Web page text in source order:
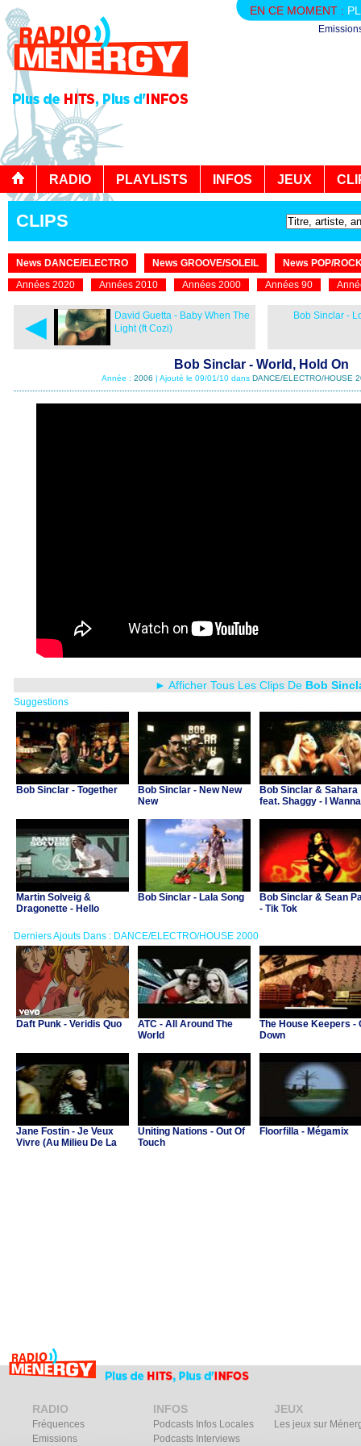
EN CE MOMENT :
RADIO PLAYLISTS INFOS JEUX
CLIPS
News DANCE/ELECTRO News GROOVE/SOLEIL
News POP/
Années 2020
Années 2010 Années 2000 Années 90
◄
David Guetta - Baby When The
Light (ft Cozi)
Bob Sinclar -
Bob Sinclar - World, Hold On
Année : 2006 | Ajouté le 09/01/10 dans DANCE/ELECTRO/HOUSE
► Afficher Tous Les Clips De Bob
Suggestions
Bob Sinclar - Together
Bob Sinclar - New New
New
Bob Sinclar & Sahara
feat. Shaggy - I Wanna
Martin Solveig &
Dragonette - Hello
Bob Sinclar - Lala Song
Bob Sinclar & Sean
- Tik Tok
Derniers Ajouts Dans : DANCE/ELECTRO/HOUSE 2000
Daft Punk - Veridis Quo
ATC - All Around The
World
The House Keepers -
Down
Jane Fostin - Je Veux
Vivre (Au Milieu De La
Uniting Nations - Out Of
Touch
Floorfilla - Mégamix
RADIO
Fréquences
Emissions
INFOS
Podcasts Infos Locales
Podcasts Interviews
JEUX
Les jeux sur